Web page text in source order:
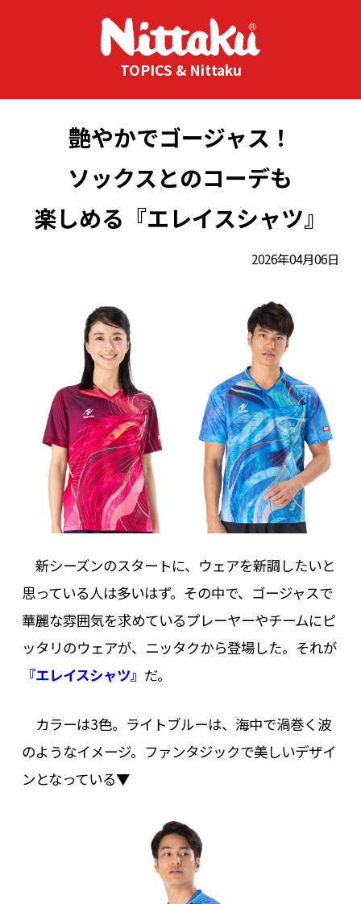
TOPICS & Nittaku
艶やかでゴージャス！
ソックスとのコーデも
楽しめる『エレイスシャツ』
2026年04月06日
新シーズンのスタートに、ウェアを新調したいと
思っている人は多いはず。その中で、ゴージャスで
華麗な雰囲気を求めているプレーヤーやチームにピ
ッタリのウェアが、ニッタクから登場した。それが
『エレイスシャツ』 だ。
カラーは3色。ライトブルーは、海中で渦巻く波
のようなイメージ。ファンタジックで美しいデザイ
ンとなっている▼